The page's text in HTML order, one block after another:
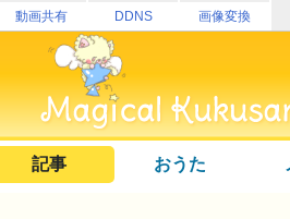
動画共有 DDNS 画像変換
記事 おうた